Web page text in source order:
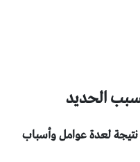
الحديد
لعدة عوامل وأسباب